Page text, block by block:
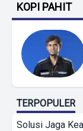
KOPI PAHIT
TERPOPULER
Solusi Jaga